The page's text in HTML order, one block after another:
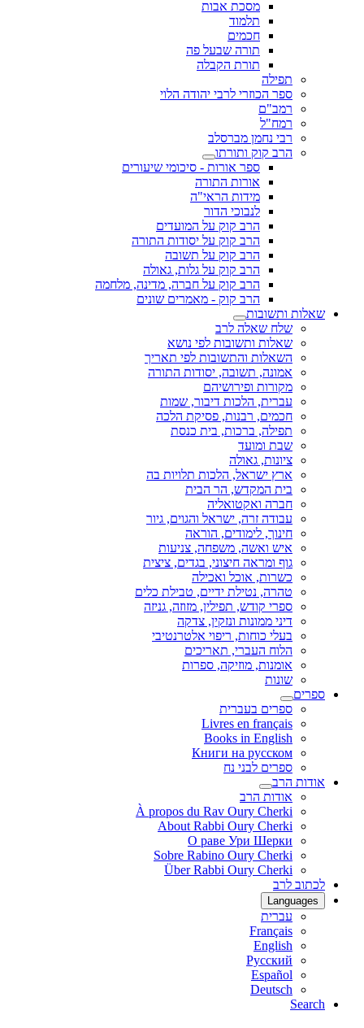
מסכת אבות
תלמוד
חכמים
תורה שבעל פה
תורת הקבלה
תפילה
ספר הכוזרי לרבי יהודה הלוי
רמב"ם
רמח"ל
רבי נחמן מברסלב
הרב קוק ותורתו
ספר אורות - סיכומי שיעורים
אורות התורה
מידות הראי"ה
לנבוכי הדור
הרב קוק על המועדים
הרב קוק על יסודות התורה
הרב קוק על תשובה
הרב קוק על גלות, גאולה
הרב קוק על חברה, מדינה, מלחמה
הרב קוק - מאמרים שונים
שאלות ותשובות
שלח שאלה לרב
שאלות ותשובות לפי נושא
השאלות והתשובות לפי תאריך
אמונה, תשובה, יסודות התורה
מקורות ופירושיהם
עברית, הלכות דיבור, שמות
חכמים, רבנות, פסיקת הלכה
תפילה, ברכות, בית כנסת
שבת ומועד
ציונות, גאולה
ארץ ישראל, הלכות תלויות בה
בית המקדש, הר הבית
חברה ואקטואליה
עבודה זרה, ישראל והגוים, גיור
חינוך, לימודים, הוראה
איש ואשה, משפחה, צניעות
גוף ומראה חיצוני, בגדים, ציצית
כשרות, אוכל ואכילה
טהרה, נטילת ידיים, טבילת כלים
ספרי קודש, תפילין, מזוזה, גניזה
דיני ממונות ונזקין, צדקה
בעלי כוחות, ריפוי אלטרנטיבי
הלוח העברי, תאריכים
אומנות, מוזיקה, ספרות
שונות
ספרים
ספרים בעברית
Livres en français
Books in English
Книги на русском
ספרים לבני נח
אודות הרב
אודות הרב
À propos du Rav Oury Cherki
About Rabbi Oury Cherki
О раве Ури Шерки
Sobre Rabino Oury Cherki
Über Rabbi Oury Cherki
לכתוב לרב
Languages
עברית
Français
English
Русский
Español
Deutsch
Search